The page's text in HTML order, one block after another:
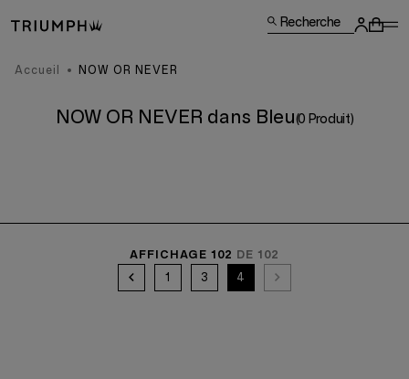
Recherche
Accueil NOW OR NEVER
NOW OR NEVER dans Bleu(0 Produit)
AFFICHAGE 102
DE 102
1
3 4